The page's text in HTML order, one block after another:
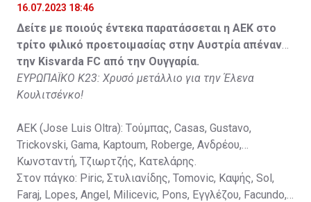
Στον πάγκο: Petkovic, Cipetic, Kovasic, Jovicic, Szeles,
Vida, Otvos, Lucas, Camas, Mesanovic.
16.07.2023 18:46
Δείτε με ποιούς έντεκα παρατάσσεται η ΑΕΚ στο
τρίτο φιλικό προετοιμασίας στην Αυστρία απέναντι
την Kisvarda FC από την Ουγγαρία.
ΕΥΡΩΠΑΪΚΟ Κ23: Χρυσό μετάλλιο για την Έλενα
Κουλιτσένκο!
ΑΕΚ (Jose Luis Oltra): Tούμπας, Casas, Gustavo,
Trickovski, Gama, Κaptoum, Roberge, Aνδρέου,
Κωνσταντή, Τζιωρτζής, Κατελάρης.
Στον πάγκο: Piric, Στυλιανίδης, Tomovic, Καψής, Sol,
Faraj, Lopes, Angel, Milicevic, Pons, Εγγλέζου, Facundo,